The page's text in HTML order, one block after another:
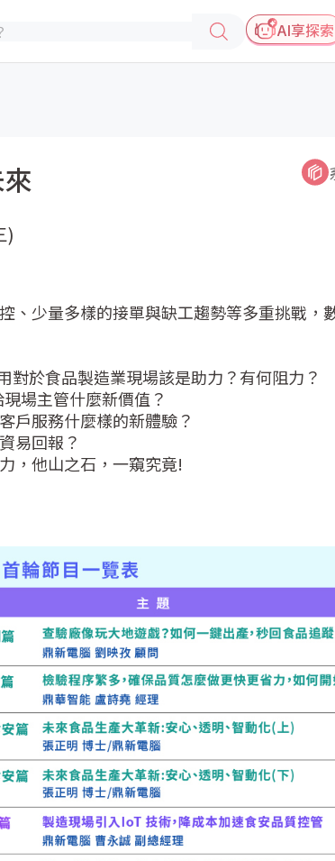
AI享探索
)
、少量多樣的接單與缺工趨勢等多重挑戰，
對於食品製造業現場該是助力？有何阻力？
場主管什麼新價值？
戶服務什麼樣的新體驗？
易回報？
，他山之石，一窺究竟!